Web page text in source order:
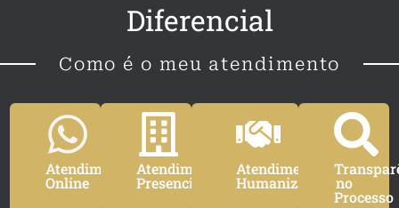
Diferencial
Como é o meu atendimento
Atendimento
Online
Atendimento
Presencial
Atendimento
Humanizado no
Processo